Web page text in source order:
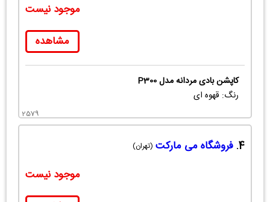
موجود نیست
مشاهده
کاپشن بادی مردانه مدل P300
رنگ: قهوه ای
2579
4. فروشگاه می مارکت (تهران)
موجود نیست